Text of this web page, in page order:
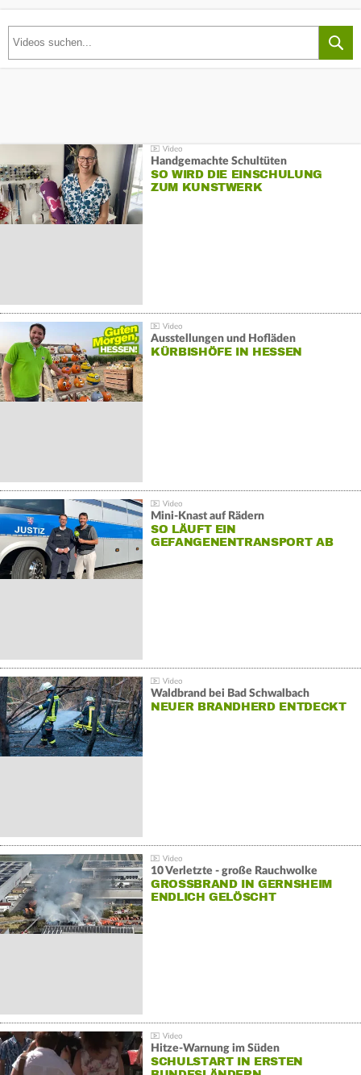
Handgemachte Schultüten
SO WIRD DIE EINSCHULUNG
ZUM KUNSTWERK
Ausstellungen und Hofläden
KÜRBISHÖFE IN HESSEN
Mini-Knast auf Rädern
SO LÄUFT EIN
GEFANGENENTRANSPORT AB
Waldbrand bei Bad Schwalbach
NEUER BRANDHERD ENTDECKT
10 Verletzte - große Rauchwolke
GROSSBRAND IN GERNSHEIM E
NDLICH GELÖSCHT
Hitze-Warnung im Süden
SCHULSTART IN ERSTEN